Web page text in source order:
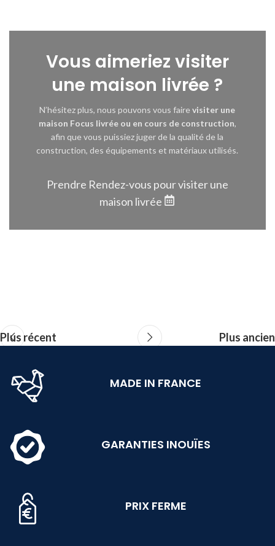
Vous aimeriez visiter
une maison livrée ?
N’hésitez plus, nous pouvons vous fairevisiter une
maison Focus livrée ou en cours de construction,
afin que vous puissiez juger de la qualité de la
construction, des équipements et matériaux utilisés.
Prendre Rendez-vous pour visiter une
maison livrée
Plus récent Plus ancien
MADE IN FRANCE
GARANTIES INOUÏES
PRIX FERME